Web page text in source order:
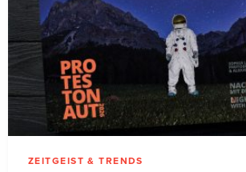
ZEITGEIST & TRENDS